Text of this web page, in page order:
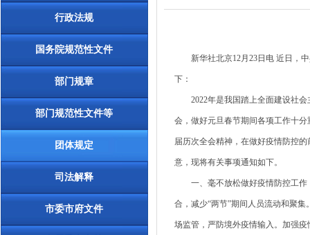
行政法规
国务院规范性文件
部门规章
部门规范性文件等
团体规定
司法解释
市委市府文件
新华社北京12月23日电 近日，中
下：
2022年是我国踏上全面建设社会
会，做好元旦春节期间各项工作十
届历次全会精神，在做好疫情防控
意，现将有关事项通知如下。
一、毫不放松做好疫情防控工作
合，减少“两节”期间人员流动和聚
场监管，严防境外疫情输入。加强